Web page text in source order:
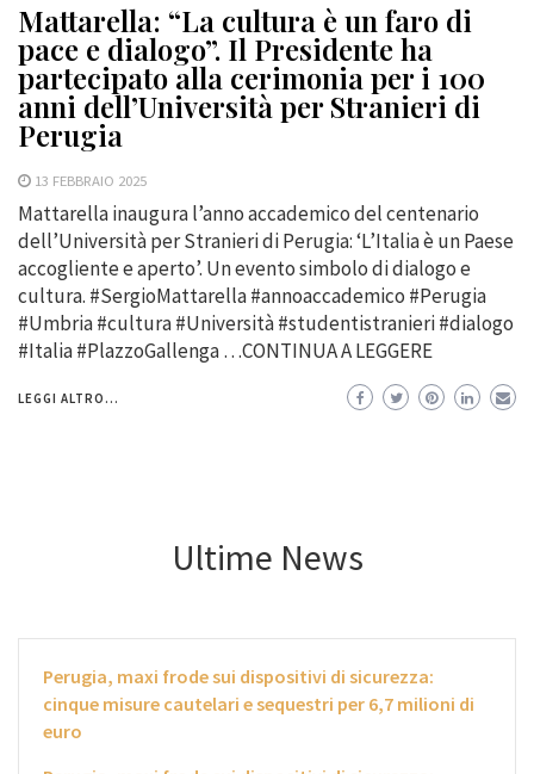
Mattarella: “La cultura è un faro di
pace e dialogo”. Il Presidente ha
partecipato alla cerimonia per i 100
anni dell’Università per Stranieri di
Perugia
13 FEBBRAIO 2025
Mattarella inaugura l’anno accademico del centenario
dell’Università per Stranieri di Perugia: ‘L’Italia è un Paese
accogliente e aperto’. Un evento simbolo di dialogo e
cultura. #SergioMattarella #annoaccademico #Perugia
#Umbria #cultura #Università #studentistranieri #dialogo
#Italia #PlazzoGallenga …CONTINUA A LEGGERE
LEGGI ALTRO...
Ultime News
Perugia, maxi frode sui dispositivi di sicurezza:
cinque misure cautelari e sequestri per 6,7 milioni di
euro